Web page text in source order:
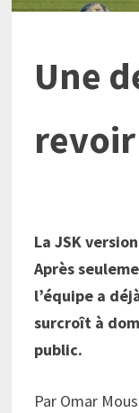
Une
La JSK
Après
l’équipe a
surcroît à
public.
Par Omar